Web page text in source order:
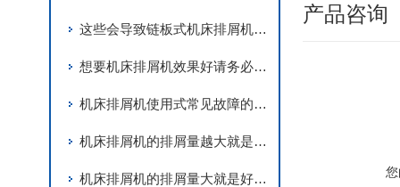
这些会导致链板式机床排屑机卡死的因素您知道吗？
想要机床排屑机效果好请务必做到这三步！
机床排屑机使用式常见故障的解决方法
机床排屑机的排屑量越大就是越好吗？
机床排屑机的排屑量大就是好的吗？
产品咨询